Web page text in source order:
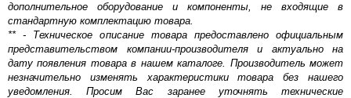
дополнительное оборудование и компоненты, не входящие в
стандартную комплектацию товара.
** - Техническое описание товара предоставлено официальным
представительством компании-производителя и актуально на
дату появления товара в нашем каталоге. Производитель может
незначительно изменять характеристики товара без нашего
уведомления. Просим Вас заранее уточнять технические